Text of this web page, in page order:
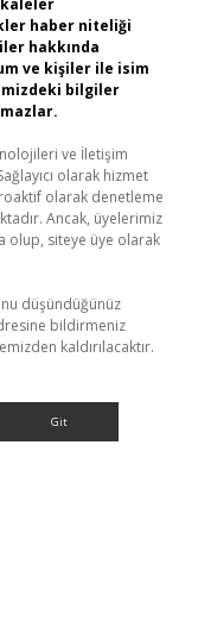
haber niteliği
hakkında
ve kişiler ile isim
bilgiler
ve İletişim
olarak hizmet
olarak denetleme
Ancak, üyelerimiz
olup, siteye üye olarak
düşündüğünüz
bildirmeniz
kaldırılacaktır.